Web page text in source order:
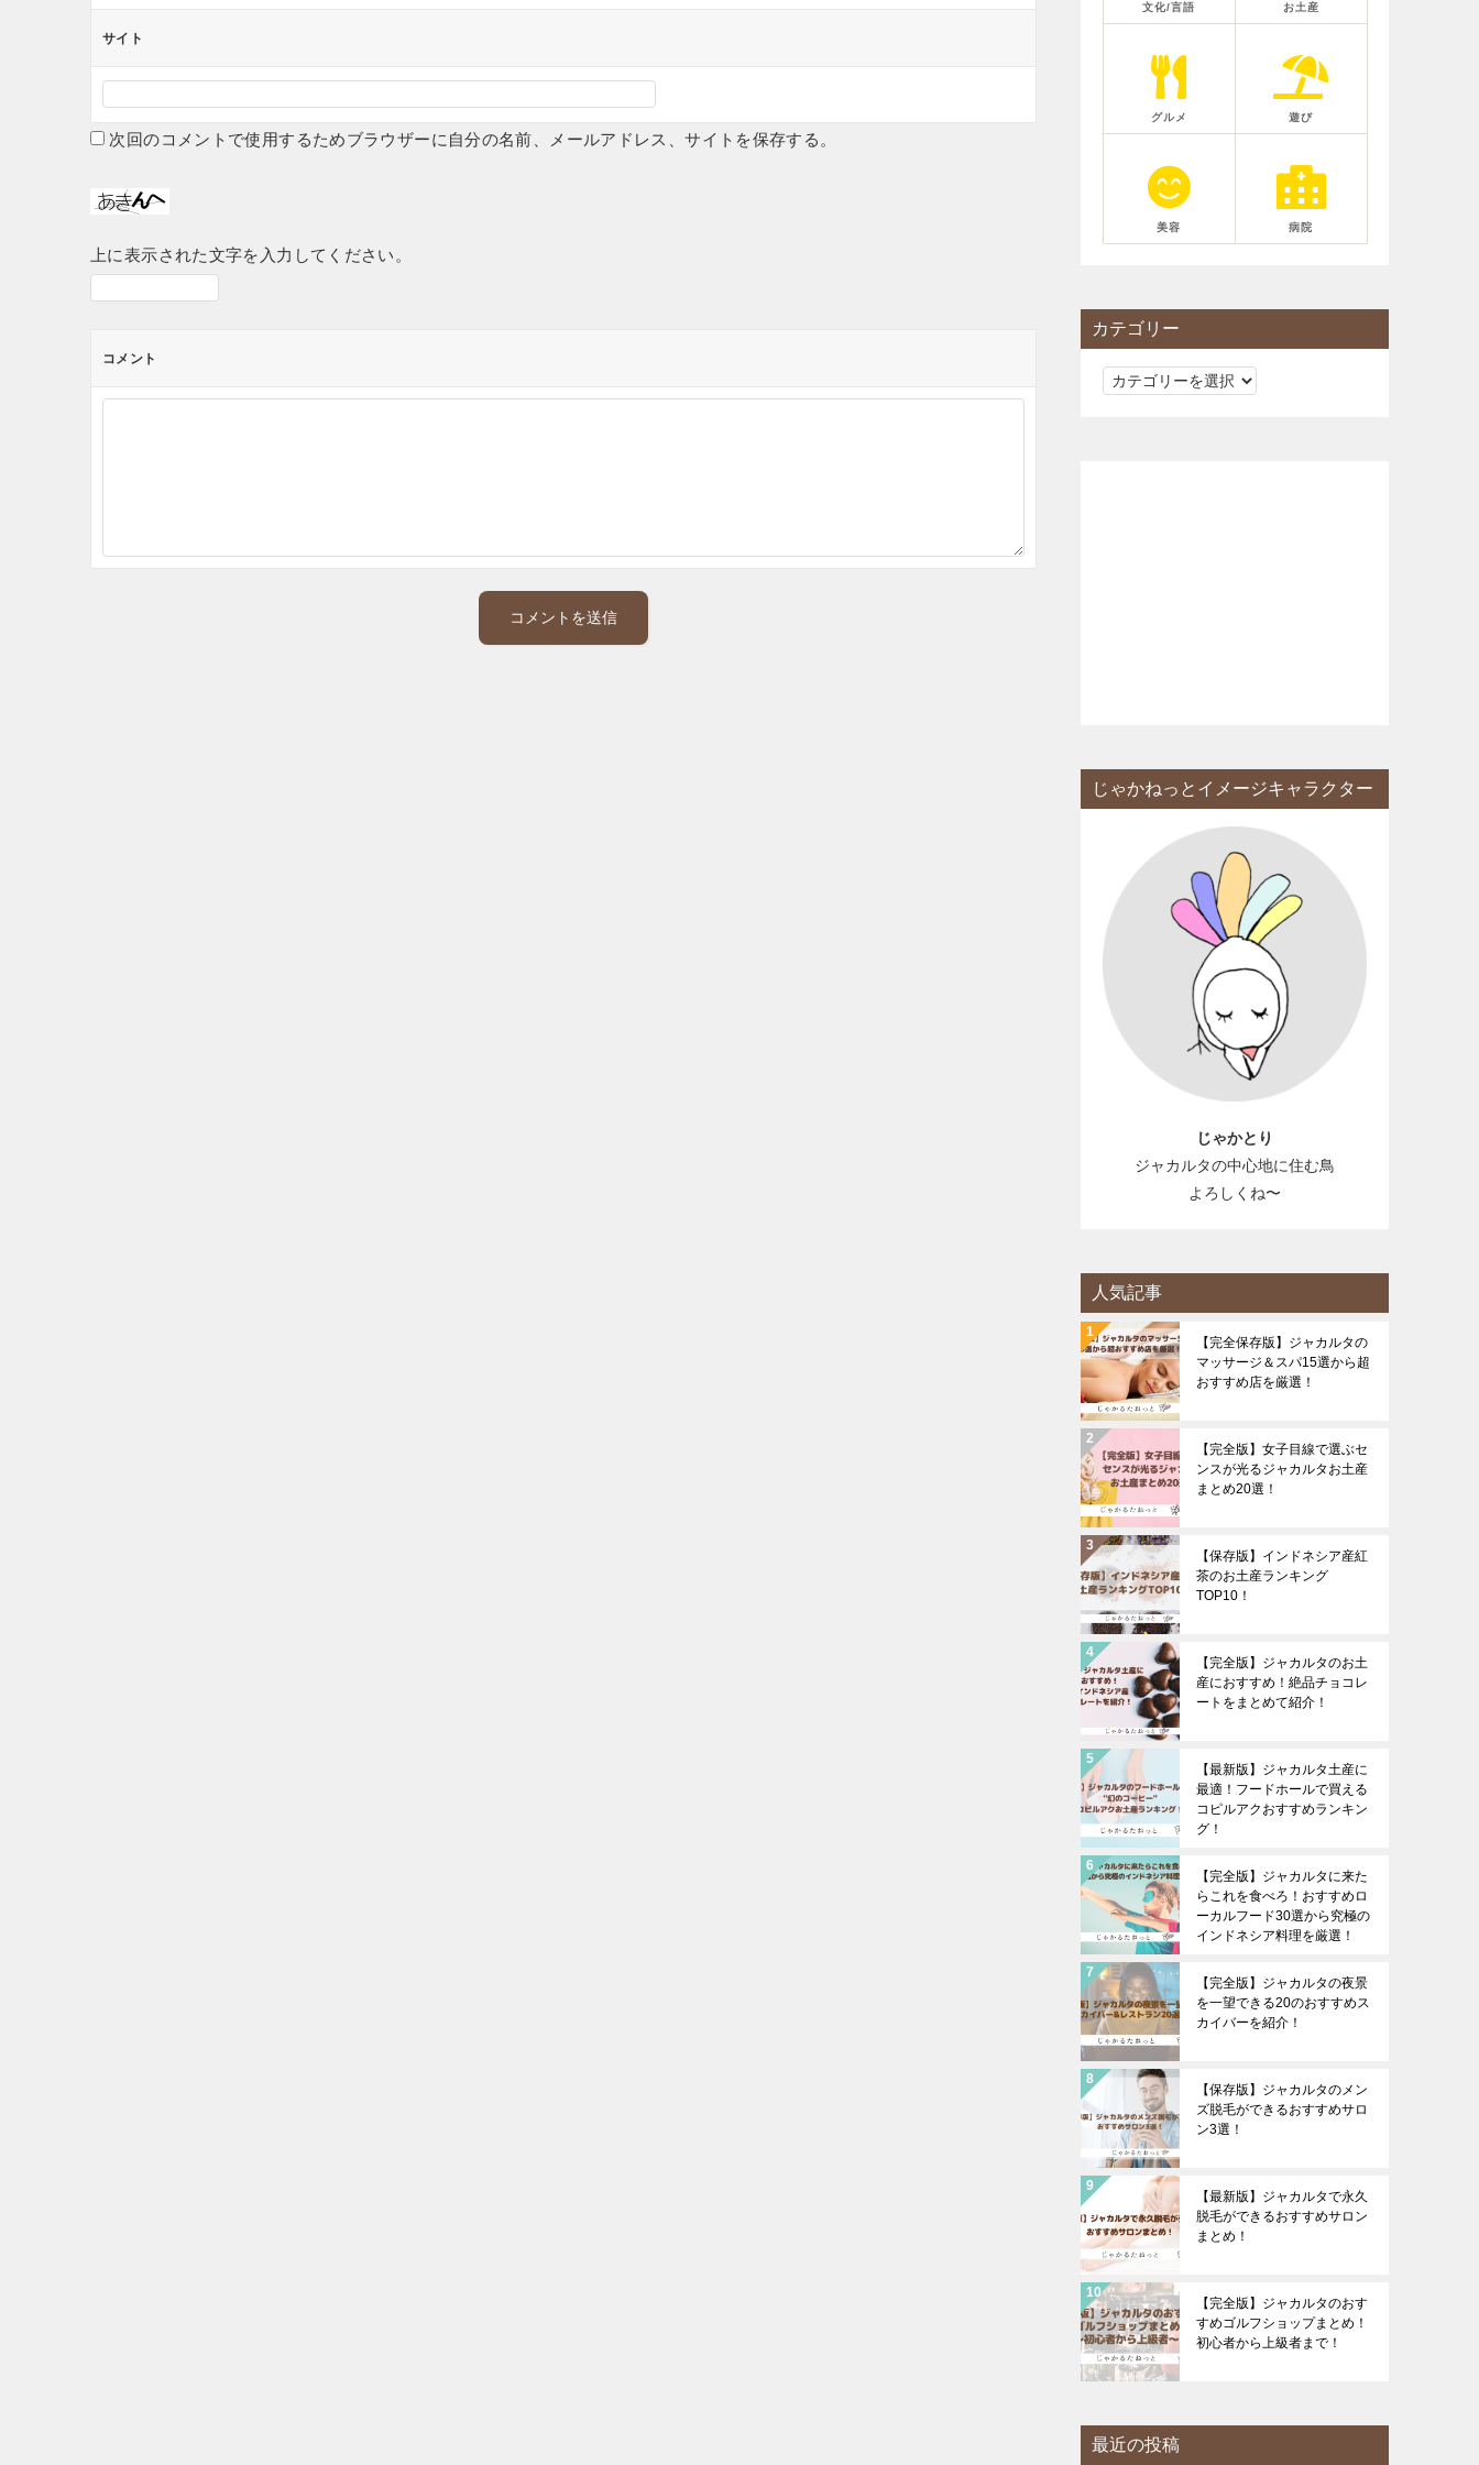
サイト
次回のコメントで使用するためブラウザーに自分の名前、メールアドレス、サイトを保存する。
上に表示された文字を入力してください。
コメント
文化/言語 お土産
グルメ 遊び
美容 病院
カテゴリー
カ
じゃかねっとイメージキャラクター
じゃかとり
ジャカルタの中心地に住む鳥
よろしくね〜
人気記事
【完全保存版】ジャカルタの
マッサージ＆スパ15選から超
おすすめ店を厳選！
【完全版】女子目線で選ぶセ
ンスが光るジャカルタお土産
まとめ20選！
【保存版】インドネシア産紅
茶のお土産ランキング
TOP10！
【完全版】ジャカルタのお土
産におすすめ！絶品チョコレ
ートをまとめて紹介！
【最新版】ジャカルタ土産に
最適！フードホールで買える
コピルアクおすすめランキン
グ！
【完全版】ジャカルタに来た
らこれを食べろ！おすすめロ
ーカルフード30選から究極の
インドネシア料理を厳選！
【完全版】ジャカルタの夜景
を一望できる20のおすすめス
カイバーを紹介！
【保存版】ジャカルタのメン
ズ脱毛ができるおすすめサロ
ン3選！
【最新版】ジャカルタで永久
脱毛ができるおすすめサロン
まとめ！
【完全版】ジャカルタのおす
すめゴルフショップまとめ！
初心者から上級者まで！
最近の投稿